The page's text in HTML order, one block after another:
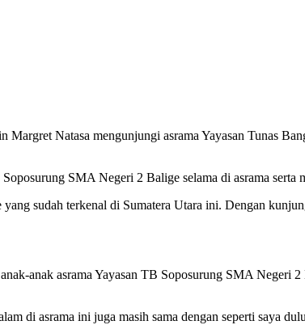
Natasa mengunjungi asrama Yayasan Tunas
SMA Negeri 2 Balige selama di asrama serta
sudah terkenal di Sumatera Utara ini. Dengan
anak asrama Yayasan TB Soposurung SMA Negeri
di asrama ini juga masih sama dengan seperti saya